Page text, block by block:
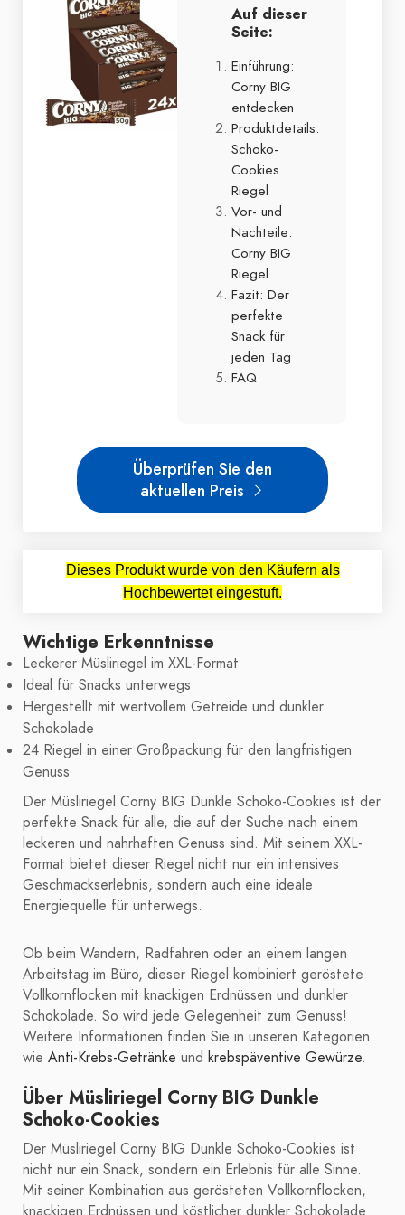
Auf dieser
Seite:
Einführung:
Corny BIG
entdecken
Produktdetails:
Schoko-
Cookies
Riegel
Vor- und
Nachteile:
Corny BIG
Riegel
Fazit: Der
perfekte
Snack für
jeden Tag
FAQ
Überprüfen Sie den
aktuellen Preis
Dieses Produkt wurde von den Käufern als
Hochbewertet eingestuft.
Wichtige Erkenntnisse
Leckerer Müsliriegel im XXL-Format
Ideal für Snacks unterwegs
Hergestellt mit wertvollem Getreide und dunkler
Schokolade
24 Riegel in einer Großpackung für den langfristigen
Genuss
Der Müsliriegel Corny BIG Dunkle Schoko-Cookies ist der
perfekte Snack für alle, die auf der Suche nach einem
leckeren und nahrhaften Genuss sind. Mit seinem XXL-
Format bietet dieser Riegel nicht nur ein intensives
Geschmackserlebnis, sondern auch eine ideale
Energiequelle für unterwegs.
Ob beim Wandern, Radfahren oder an einem langen
Arbeitstag im Büro, dieser Riegel kombiniert geröstete
Vollkornflocken mit knackigen Erdnüssen und dunkler
Schokolade. So wird jede Gelegenheit zum Genuss!
Weitere Informationen finden Sie in unseren Kategorien
wie Anti-Krebs-Getränke und krebspäventive Gewürze.
Über Müsliriegel Corny BIG Dunkle
Schoko-Cookies
Der Müsliriegel Corny BIG Dunkle Schoko-Cookies ist
nicht nur ein Snack, sondern ein Erlebnis für alle Sinne.
Mit seiner Kombination aus gerösteten Vollkornflocken,